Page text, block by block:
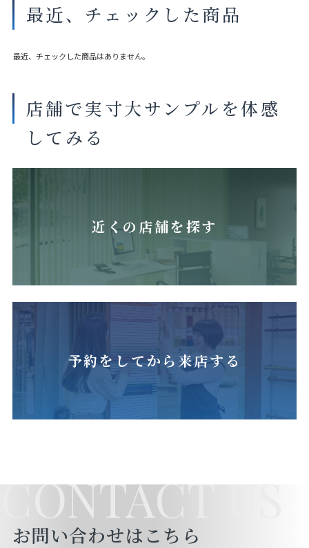
最近、チェックした商品
最近、チェックした商品はありません。
店舗で実寸大サンプルを体感
してみる
近くの店舗を探す
予約をしてから来店する
CONTACT US
お問い合わせはこちら